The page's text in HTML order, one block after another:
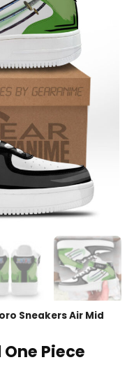
Sneakers Air Mid
Piece